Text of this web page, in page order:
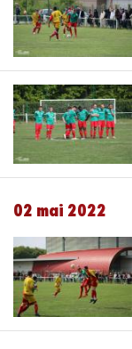
02 mai 2022